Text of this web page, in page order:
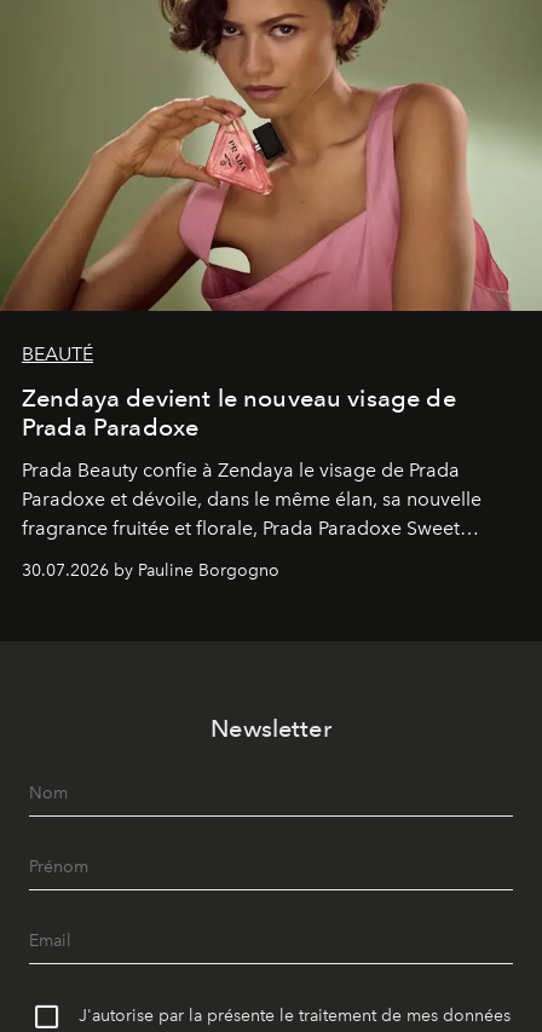
BEAUTÉ
Zendaya devient le nouveau visage de
Prada Paradoxe
Prada Beauty confie à Zendaya le visage de Prada
Paradoxe et dévoile, dans le même élan, sa nouvelle
fragrance fruitée et florale, Prada Paradoxe Sweet
Chemistry Eau de Parfum.
30.07.2026 by Pauline Borgogno
Newsletter
J'autorise par la présente le traitement de mes données